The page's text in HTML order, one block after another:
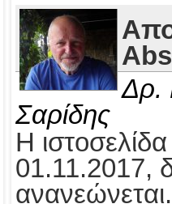
Δρ.
Σαρίδης
Η
01.11.2017,